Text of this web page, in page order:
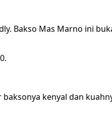
Bakso Mas Marno ini
kenyal dan